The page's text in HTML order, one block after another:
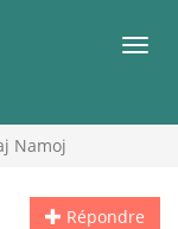
Namoj
Répondre